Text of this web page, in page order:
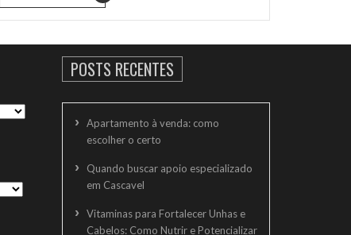
POSTS RECENTES
Apartamento à venda: como
escolher o certo
Quando buscar apoio especializado
em Cascavel
Vitaminas para Fortalecer Unhas e
Cabelos: Como Nutrir e Potencializar